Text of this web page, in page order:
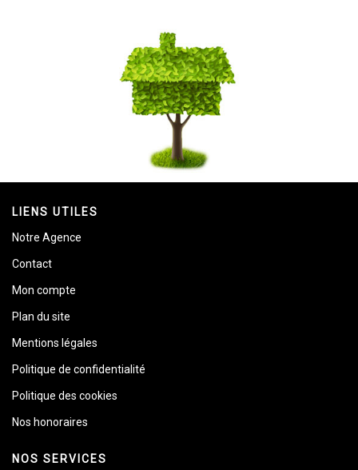
LIENS UTILES
Notre Agence
Contact
Mon compte
Plan du site
Mentions légales
Politique de confidentialité
Politique des cookies
Nos honoraires
NOS SERVICES